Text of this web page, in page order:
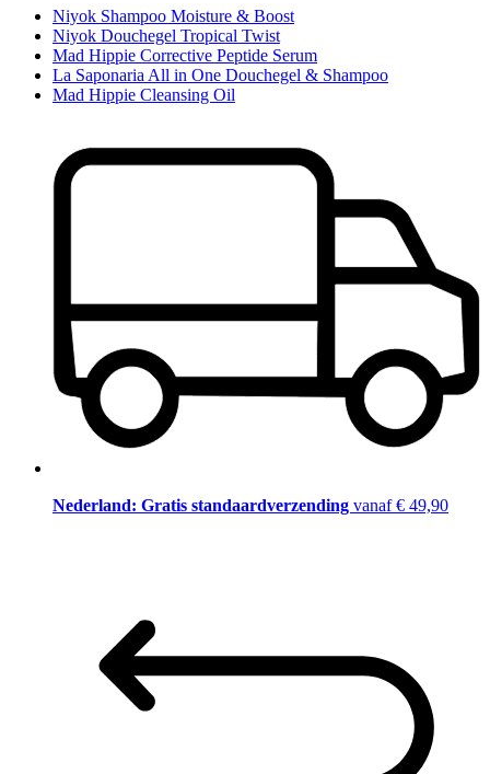
Niyok Shampoo Moisture & Boost
Niyok Douchegel Tropical Twist
Mad Hippie Corrective Peptide Serum
La Saponaria All in One Douchegel & Shampoo
Mad Hippie Cleansing Oil
Nederland: Gratis standaardverzending vanaf € 49,90